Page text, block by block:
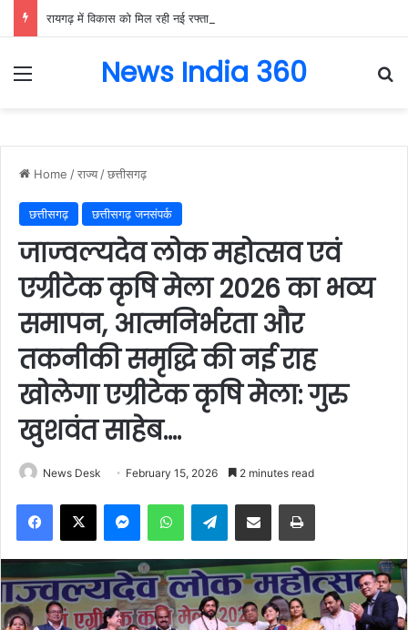
Menu News India 360
Home /राज्य /छत्तीसगढ़
छत्तीसगढ़ छत्तीसगढ़ जनसंपर्क
जाज्वल्यदेव लोक महोत्सव एवं
एग्रीटेक कृषि मेला 2026 का भव्य
समापन, आत्मनिर्भरता और
तकनीकी समृद्धि की नई राह
खोलेगा एग्रीटेक कृषि मेला: गुरु
खुशवंत साहेब….
News Desk February 15, 2026 2 minutes read
Facebook
X MessengerWhatsAppTelegramShare via Email Print